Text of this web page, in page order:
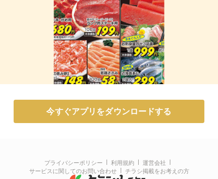
今すぐアプリをダウンロードする
プライバシーポリシー 利用規約
運営会社
サービスに関してのお問い合わせ
チラシ掲載をお考えの方